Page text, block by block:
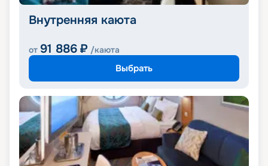
Внутренняя каюта
от 91 886 ₽ /каюта
Выбрать